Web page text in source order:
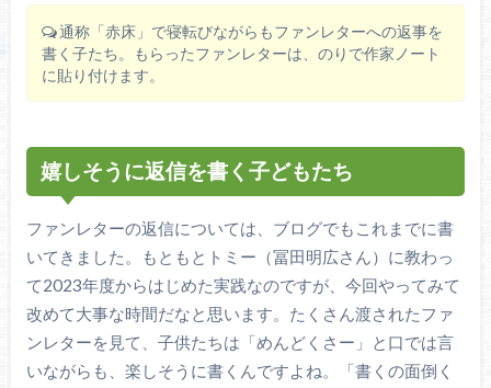
通称「赤床」で寝転びながらもファンレターへの返事を
書く子たち。もらったファンレターは、のりで作家ノート
に貼り付けます。
嬉しそうに返信を書く子どもたち
ファンレターの返信については、ブログでもこれまでに書
いてきました。もともとトミー（冨田明広さん）に教わっ
て2023年度からはじめた実践なのですが、今回やってみて
改めて大事な時間だなと思います。たくさん渡されたファ
ンレターを見て、子供たちは「めんどくさー」と口では言
いながらも、楽しそうに書くんですよね。「書くの面倒く